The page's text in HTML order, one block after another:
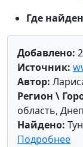
Где
Добавлено:
Источник:
Автор:
Регион \
область,
Найдено:
Подробнее